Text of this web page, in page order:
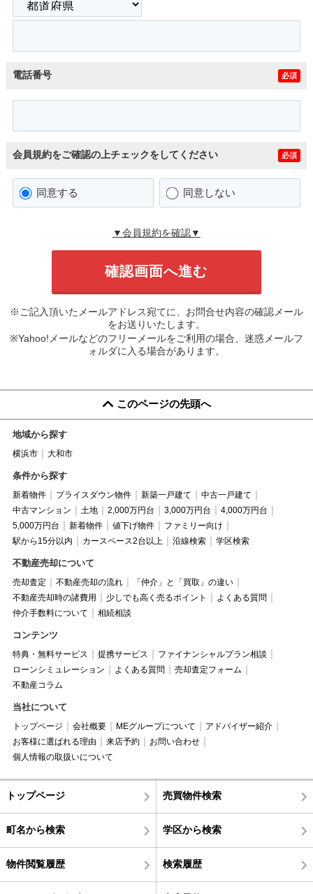
電話番号 必須
会員規約をご確認の上チェックをしてください 必須
同意する 同意しない
▼会員規約を確認▼
※ご記入頂いたメールアドレス宛てに、お問合せ内容の確認メール
をお送りいたします。
※Yahoo!メールなどのフリーメールをご利用の場合、迷惑メールフ
ォルダに入る場合があります。
このページの先頭へ
地域から探す
横浜市 大和市
条件から探す
新着物件 プライスダウン物件 新築一戸建て
中古一戸建て
中古マンション
土地 2,000万円台 3,000万円台
4,000万円台
5,000万円台
新着物件 値下げ物件
ファミリー向け
駅から15分以内
カースペース2台以上 沿線検索 学区検索
不動産売却について
売却査定 不動産売却の流れ
「仲介」と「買取」の違い
不動産売却時の諸費用
少しでも高く売るポイント
よくある質問
仲介手数料について
相続相談
コンテンツ
特典・無料サービス 提携サービス
ファイナンシャルプラン相談
ローンシミュレーション
よくある質問
売却査定フォーム
不動産コラム
当社について
トップページ 会社概要 MEグループについて
アドバイザー紹介
お客様に選ばれる理由
来店予約
お問い合わせ
個人情報の取扱いについて
トップページ 売買物件検索
町名から検索 学区から検索
物件閲覧履歴 検索履歴